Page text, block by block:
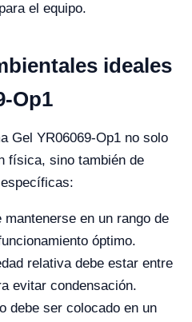
el equipo.
ideales
Op1
Gel YR06069-Op1 no solo
física, sino también de
mantenerse en un rango de
óptimo.
relativa debe estar entre
evitar condensación.
debe ser colocado en un